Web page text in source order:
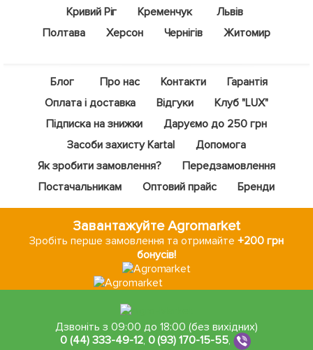
Кривий Ріг
Кременчук
Львів
Полтава
Херсон Чернігів Житомир
Блог Про нас Контакти
Гарантія
Оплата і доставка
Відгуки
Клуб "LUX"
Підписка на знижки
Даруємо до 250 грн
Засоби захисту Kartal
Допомога
Як зробити замовлення?
Передзамовлення
Постачальникам
Оптовий прайс Бренди
Завантажуйте Agromarket
Зробіть перше замовлення та отримайте+200 грн
бонусів!
Дзвоніть з 09:00 до 18:00 (без вихідних)
0 (44) 333-49-12, 0 (93) 170-15-55,